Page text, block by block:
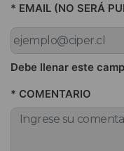
* EMAIL (NO SERÁ
Debe llenar este
* COMENTARIO